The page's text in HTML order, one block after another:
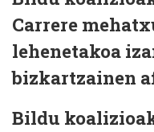
Carrere
lehenetakoa
bizkartzainen
Bildu